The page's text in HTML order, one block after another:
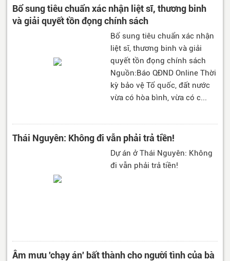
Bổ sung tiêu chuẩn xác nhận liệt sĩ, thương binh
và giải quyết tồn đọng chính sách
Bổ sung tiêu chuẩn xác nhận
liệt sĩ, thương binh và giải
quyết tồn đọng chính sách
Nguồn:Báo QĐND Online Thời
kỳ bảo vệ Tổ quốc, đất nước
vừa có hòa bình, vừa có c...
Thái Nguyên: Không đi vẫn phải trả tiền!
Dự án ở Thái Nguyên: Không
đi vẫn phải trả tiền!
Âm mưu 'chạy án' bất thành cho người tình của bà